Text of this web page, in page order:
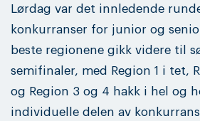
Lørdag var det innledende
konkurranser for junior og
beste regionene gikk videre til
semifinaler, med Region 1 i tet,
og Region 3 og 4 hakk i hel og
individuelle delen av